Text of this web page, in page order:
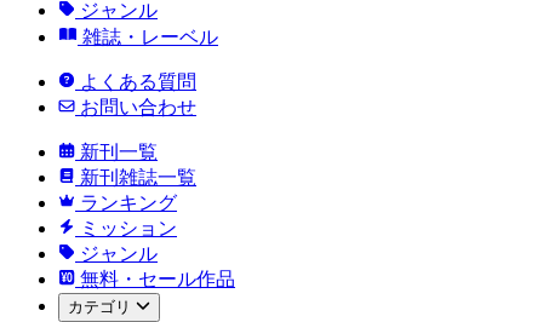
ジャンル
雑誌・レーベル
よくある質問
お問い合わせ
新刊一覧
新刊雑誌一覧
ランキング
ミッション
ジャンル
無料・セール作品
カテゴリ